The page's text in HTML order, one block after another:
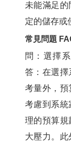
未能滿足的
定的儲存或
常見問題
問：選擇
答：在選擇
考量外，預
考慮到系統
理的預算規
大壓力。